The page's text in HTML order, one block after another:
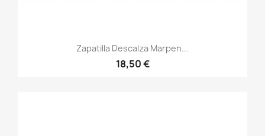
Zapatilla Descalza Marpen...
18,50 €